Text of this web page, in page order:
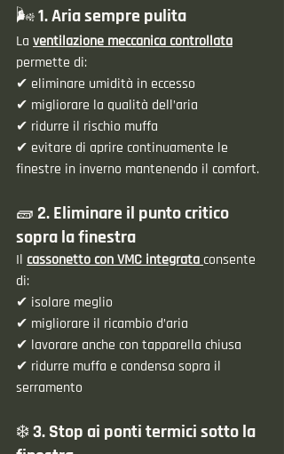
🌬️ 1. Aria sempre pulita
La ventilazione meccanica controllata
permette di:
✔ eliminare umidità in eccesso
✔ migliorare la qualità dell’aria
✔ ridurre il rischio muffa
✔ evitare di aprire continuamente le
finestre in inverno mantenendo il comfort.
🧱 2. Eliminare il punto critico
sopra la finestra
Il cassonetto con VMC integrata consente
di:
✔ isolare meglio
✔ migliorare il ricambio d’aria
✔ lavorare anche con tapparella chiusa
✔ ridurre muffa e condensa sopra il
serramento
❄️ 3. Stop ai ponti termici sotto la